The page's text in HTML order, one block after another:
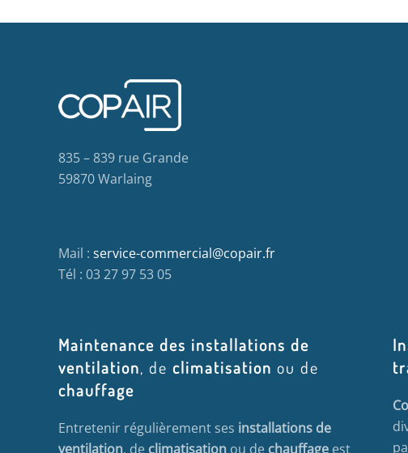
835 – 839 rue Grande
59870 Warlaing
Mail : service-commercial@copair.fr
Tél : 03 27 97 53 05
Maintenance des installations de
ventilation, de climatisation ou de
chauffage
Entretenir régulièrement ses installations de
ventilation, de climatisation ou de chauffage est